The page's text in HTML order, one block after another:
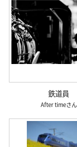
鉄道員
After time